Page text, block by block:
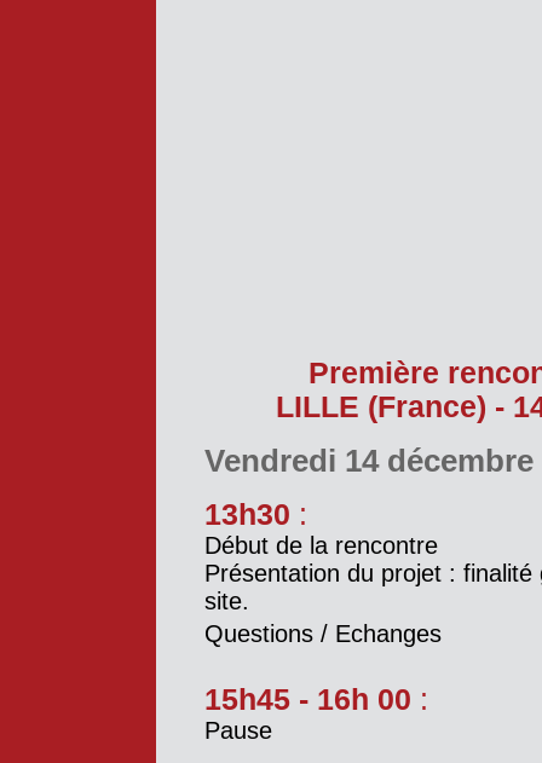
Première
LILLE (France) -
Vendredi 14 décembre
13h30 :
Début de la rencontre
Présentation du projet :
site.
Questions / Echanges
15h45 - 16h 00 :
Pause